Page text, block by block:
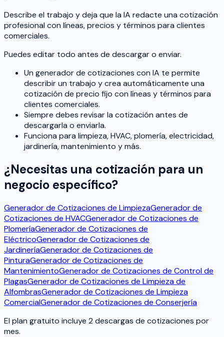
Describe el trabajo y deja que la IA redacte una cotización
profesional con líneas, precios y términos para clientes
comerciales.
Puedes editar todo antes de descargar o enviar.
Un generador de cotizaciones con IA te permite
describir un trabajo y crea automáticamente una
cotización de precio fijo con líneas y términos para
clientes comerciales.
Siempre debes revisar la cotización antes de
descargarla o enviarla.
Funciona para limpieza, HVAC, plomería, electricidad,
jardinería, mantenimiento y más.
¿Necesitas una cotización para un
negocio específico?
Generador de Cotizaciones de LimpiezaGenerador de
Cotizaciones de HVACGenerador de Cotizaciones de
PlomeríaGenerador de Cotizaciones de
EléctricoGenerador de Cotizaciones de
JardineríaGenerador de Cotizaciones de
PinturaGenerador de Cotizaciones de
MantenimientoGenerador de Cotizaciones de Control de
PlagasGenerador de Cotizaciones de Limpieza de
AlfombrasGenerador de Cotizaciones de Limpieza
ComercialGenerador de Cotizaciones de Conserjería
El plan gratuito incluye 2 descargas de cotizaciones por
mes.